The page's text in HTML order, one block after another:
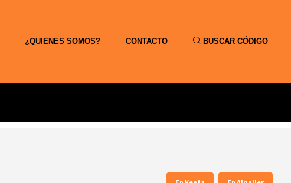
¿QUIENES SOMOS? CONTACTO BUSCAR CÓDIGO